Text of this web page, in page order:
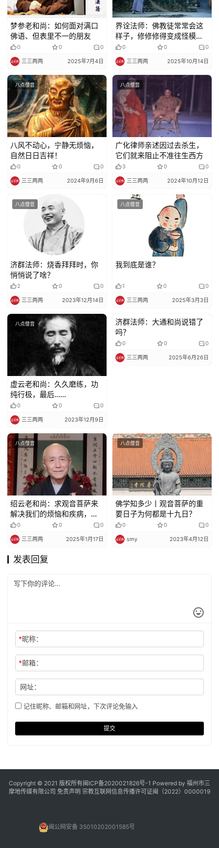
梦参老和尚：如何面对满口
佛语、但表里不一的朋友
0 0 0
三三两两 2025年7月4日
界诠法师：佛教徒常常会这
样子，修修修得变成怪模怪
样0 0 0
三三两两 2025年10月14日
八点僧音
八风不动心，宁静无烦恼，
自然日日吉祥！
0 0 0
三三两两 2024年9月6日
八点僧音
广化律师亲述因过去杀生，
它们就来阻止不准往生西方
3 0 0
三三两两 2024年10月12日
八点僧音
济群法师：烧香拜拜时，你
悄悄说了啥？
2 0 0
三三两两 2023年12月14日
八点僧音
我到底是谁？
1 0 0
三三两两 2025年3月3日
八点僧音
虚云老和尚：久久磨练，功
纯行极，最后……
0 0 0
三三两两 2023年12月9日
八点僧音
济群法师：大通和尚说错了
吗？
0 0 0
三三两两 2025年6月26日
八点僧音
绍云老和尚：求观音菩萨来
解决我们的烦恼和疾病，一
定要知道观音菩萨的愿力
0 0 0
三三两两 2025年1月17日
八点僧音
佛学知多少丨观音菩萨的重
要日子为何都是十九日？
0 0 0
smy 2023年4月12日
发表回复
*昵称：
*邮箱：
网址：
记住昵称、邮箱和网址，下次评论免输入
提交
Copyright © 2021 版权所有闽ICP备2020021826号-1 Powered by 福州市三
摩地传媒有限公司 免责声明 宗教互联网信息传播许可证闽（2022）0000019
闽公网安备 35010202001585号